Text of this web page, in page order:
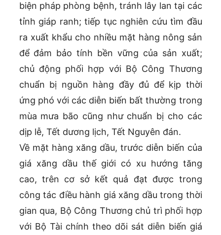
biện pháp phòng bệnh, tránh lây lan tại các
tỉnh giáp ranh; tiếp tục nghiên cứu tìm đầu
ra xuất khẩu cho nhiều mặt hàng nông sản
để đảm bảo tính bền vững của sản xuất;
chủ động phối hợp với Bộ Công Thương
chuẩn bị nguồn hàng đầy đủ để kịp thời
ứng phó với các diễn biến bất thường trong
mùa mưa bão cũng như chuẩn bị cho các
dịp lễ, Tết dương lịch, Tết Nguyên đán.
Về mặt hàng xăng dầu, trước diễn biến của
giá xăng dầu thế giới có xu hướng tăng
cao, trên cơ sở kết quả đạt được trong
công tác điều hành giá xăng dầu trong thời
gian qua, Bộ Công Thương chủ trì phối hợp
với Bộ Tài chính theo dõi sát diễn biến giá